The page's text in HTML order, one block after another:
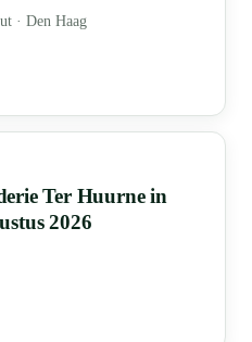
· Den Haag
Ter Huurne in
2026